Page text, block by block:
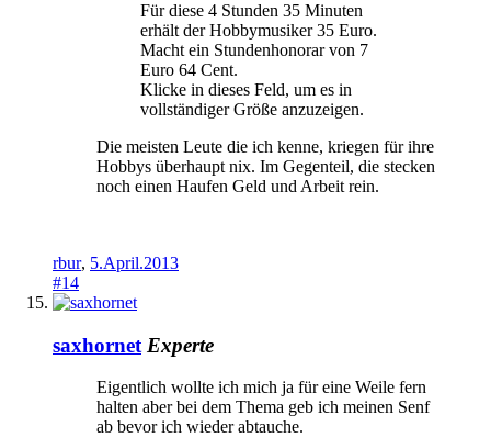
Für diese 4 Stunden 35 Minuten
erhält der Hobbymusiker 35 Euro.
Macht ein Stundenhonorar von 7
Euro 64 Cent.
Klicke in dieses Feld, um es in
vollständiger Größe anzuzeigen.
Die meisten Leute die ich kenne, kriegen für ihre
Hobbys überhaupt nix. Im Gegenteil, die stecken
noch einen Haufen Geld und Arbeit rein.
rbur, 5.April.2013
#14
saxhornet Experte
Eigentlich wollte ich mich ja für eine Weile fern
halten aber bei dem Thema geb ich meinen Senf
ab bevor ich wieder abtauche.